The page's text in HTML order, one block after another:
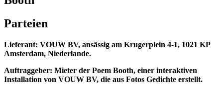
Parteien
Lieferant: VOUW BV, ansässig am Krugerplein 4-1, 1021 KP
Amsterdam, Niederlande.
Auftraggeber: Mieter der Poem Booth, einer interaktiven
Installation von VOUW BV, die aus Fotos Gedichte erstellt.